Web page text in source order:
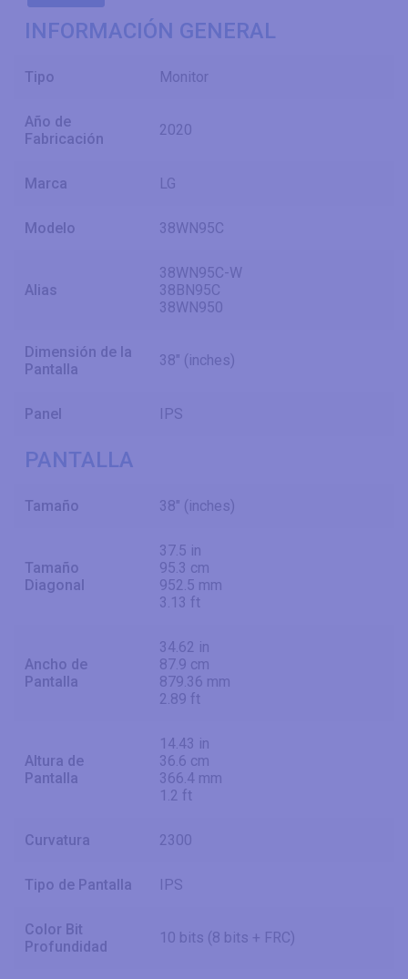
INFORMACIÓN GENERAL
Tipo Monitor
Año de
Fabricación
2020
Marca LG
Modelo 38WN95C
Alias
38WN95C-W
38BN95C
38WN950
Dimensión de la
Pantalla
38" (inches)
Panel IPS
PANTALLA
Tamaño 38" (inches)
Tamaño
Diagonal
37.5 in
95.3 cm
952.5 mm
3.13 ft
Ancho de
Pantalla
34.62 in
87.9 cm
879.36 mm
2.89 ft
Altura de
Pantalla
14.43 in
36.6 cm
366.4 mm
1.2 ft
Curvatura 2300
Tipo de Pantalla IPS
Color Bit
Profundidad
10 bits (8 bits + FRC)